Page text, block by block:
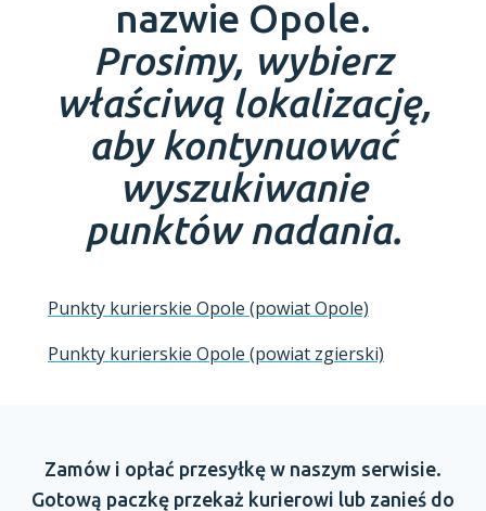
nazwie Opole.
Prosimy, wybierz
właściwą lokalizację,
aby kontynuować
wyszukiwanie
punktów nadania.
Punkty kurierskie Opole (powiat Opole)
Punkty kurierskie Opole (powiat zgierski)
Zamów i opłać przesyłkę w naszym serwisie.
Gotową paczkę przekaż kurierowi lub zanieś do